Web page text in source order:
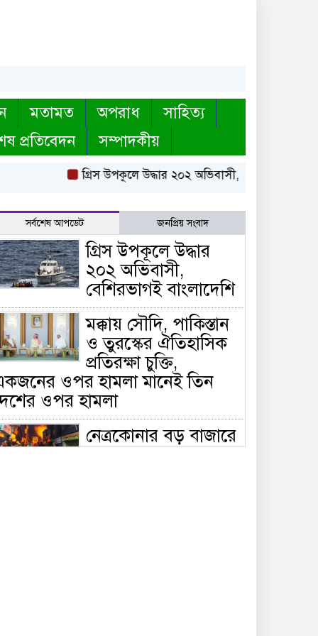
মতামত অপরাধ
সাহিত্য
প্রতিবেদন সম্পাদকীয়
গ্রিস উপকূলে উদ্ধার ২০২ অভিবাসী, বেশিরভাগই
সর্বশেষ আপডেট জনপ্রিয় সংবাদ
গ্রিস উপকূলে উদ্ধার
২০২ অভিবাসী,
বেশিরভাগই বাংলাদেশি
মক্কায় সৌদি, পাকিস্তান
ও তুরস্কের ঐতিহাসিক
প্রতিরক্ষা চুক্তি,
ওপর হামলা মানেই তিন
ওপর হামলা
নেত্রকোনার বড় বাজারে
ভয়াবহ আগুন, পুড়ছে ৫